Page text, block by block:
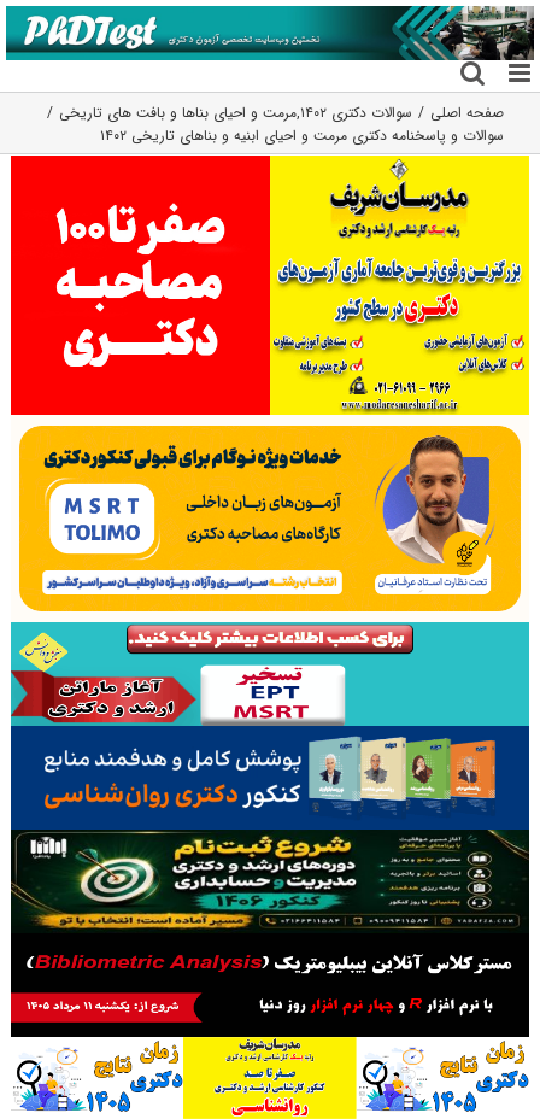
رفتن
به
محتوا
صفحه اصلی سوالات دکتری ۱۴۰۲ ,مرمت و احیای بناها و بافت های تاریخی
سوالات و پاسخنامه دکتری مرمت و احیای ابنیه و بناهای تاریخی ۱۴۰۲